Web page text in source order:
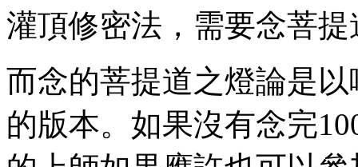
灌頂修密法，需要念菩
而念的菩提道之燈論是
的版本。如果沒有念完